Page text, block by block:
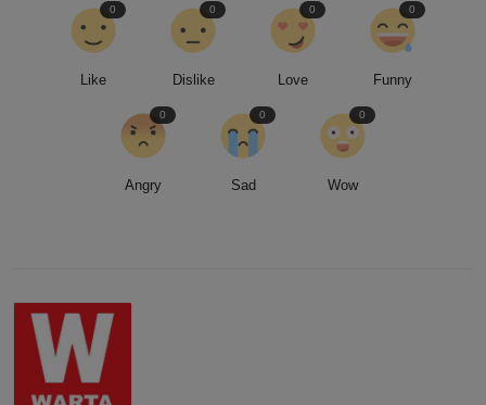
Like
0
Dislike
0
Love
0
Funny
0
Angry
0
Sad
0
Wow
0